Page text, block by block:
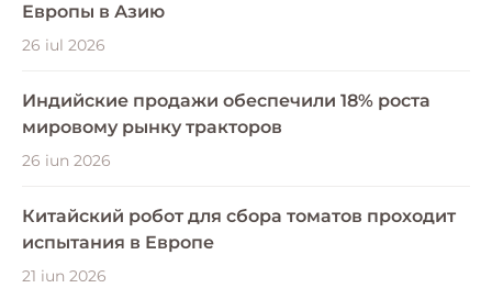
Европы в Азию
26 iul 2026
Индийские продажи обеспечили 18% роста
мировому рынку тракторов
26 iun 2026
Китайский робот для сбора томатов проходит
испытания в Европе
21 iun 2026